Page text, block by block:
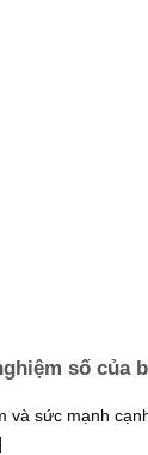
số của
và sức mạnh